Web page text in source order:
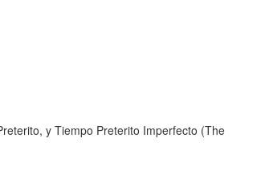
y Tiempo Preterito Imperfecto (The